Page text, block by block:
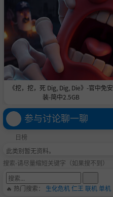
《挖，挖，死 Dig, Dig, Die》-官中免安
装-简中2.5GB
参与讨论聊一聊
日榜
此类别暂无资料。
搜索-请尽量缩短关键字（如果搜不到）
🔥 热门搜索： 生化危机仁王 联机单机